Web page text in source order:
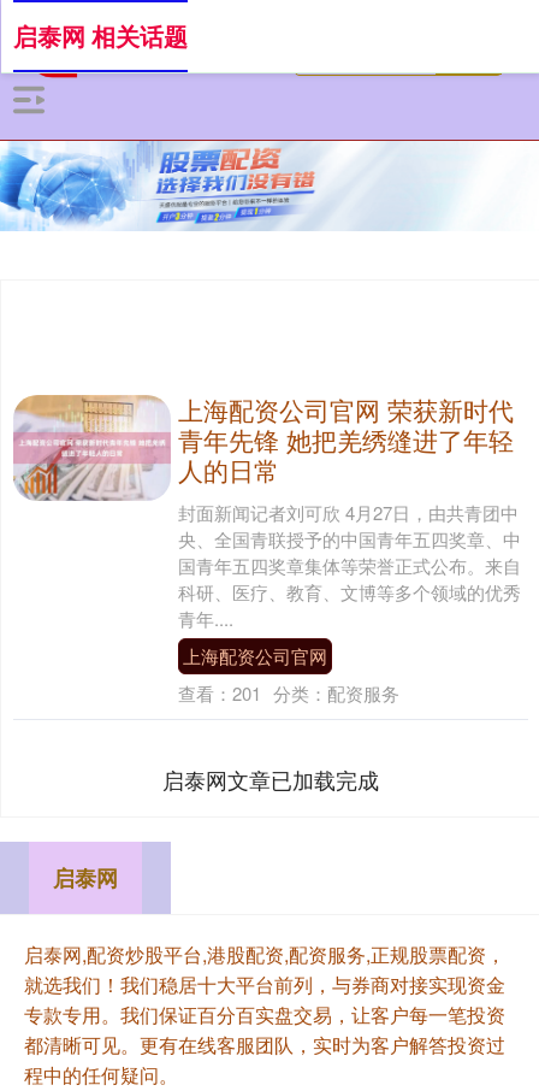
启泰网 相关话题
上海配资公司官网 荣获新时代
青年先锋 她把羌绣缝进了年轻
人的日常
封面新闻记者刘可欣 4月27日，由共青团中
央、全国青联授予的中国青年五四奖章、中
国青年五四奖章集体等荣誉正式公布。来自
科研、医疗、教育、文博等多个领域的优秀
青年....
上海配资公司官网
查看： 201 分类： 配资服务
启泰网文章已加载完成
启泰网
启泰网,配资炒股平台,港股配资,配资服务,正规股票配资，
就选我们！我们稳居十大平台前列，与券商对接实现资金
专款专用。我们保证百分百实盘交易，让客户每一笔投资
都清晰可见。更有在线客服团队，实时为客户解答投资过
程中的任何疑问。